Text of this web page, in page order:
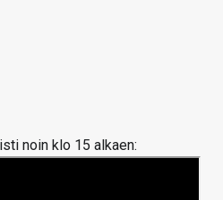
noin klo 15 alkaen: